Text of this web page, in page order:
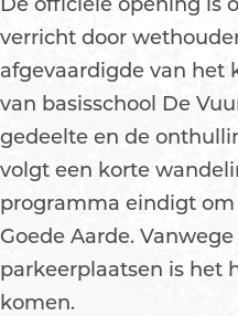
verricht door
afgevaardigde van het
van basisschool De
gedeelte en de
volgt een korte
programma eindigt om
Goede Aarde.
parkeerplaatsen is het
komen.